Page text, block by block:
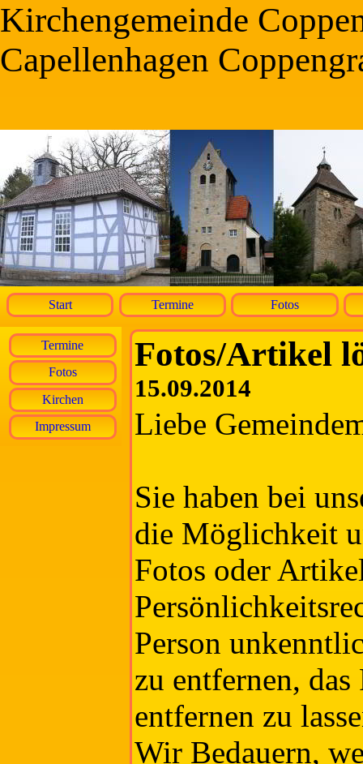
Kirchengemeinde
Capellenhagen
Start Termine Fotos
Termine
Fotos
Kirchen
Impressum
Fotos/Artikel
15.09.2014
Liebe
Sie haben bei
die Möglichkeit
Fotos oder
Person
zu entfernen,
entfernen zu
Wir Bedauern,